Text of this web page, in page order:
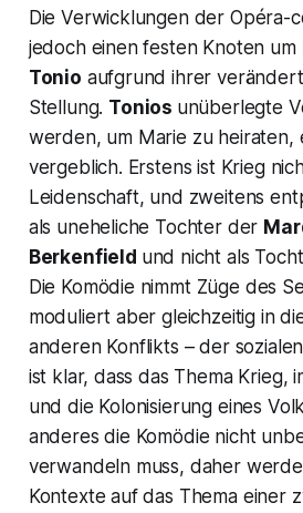
Die Verwicklungen der Opéra-
jedoch einen festen Knoten um
Tonio aufgrund ihrer
Stellung. Tonios unüberlegte
werden, um Marie zu heiraten,
vergeblich. Erstens ist Krieg
Leidenschaft, und zweitens
als uneheliche Tochter der
Berkenfield und nicht als
Die Komödie nimmt Züge des
moduliert aber gleichzeitig in
anderen Konflikts – der
ist klar, dass das Thema Krieg,
und die Kolonisierung eines
anderes die Komödie nicht
verwandeln muss, daher
Kontexte auf das Thema einer